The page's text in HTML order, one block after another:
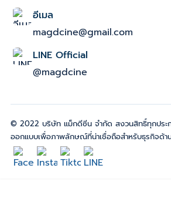
อีเมล
magdcine@gmail.com
LINE Official
@magdcine
© 2022 บริษัท แม็กดีซีน จำกัด สงวนสิทธิ์ทุกประ
ออกแบบเพื่อภาพลักษณ์ที่น่าเชื่อถือสำหรับธุรกิจด้า